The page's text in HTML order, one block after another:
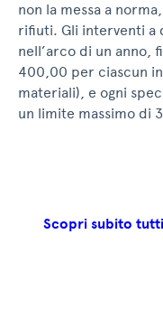
non la messa a
rifiuti. Gli interventi a
nell’arco di un anno,
400,00 per ciascun
materiali), e ogni
un limite massimo di
Scopri subito